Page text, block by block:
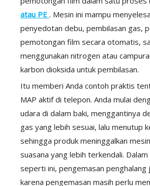
atau PE . Mesin ini mampu
penyedotan debu, pembilasan gas,
pemotongan film secara otomatis,
menggunakan nitrogen atau
karbon dioksida untuk pembilasan.
Itu memberi Anda contoh praktis
MAP aktif di telepon. Anda mulai
udara di dalam baki, menggantinya
gas yang lebih sesuai, lalu menutup
sehingga produk meninggalkan
suasana yang lebih terkendali.
seperti ini, pengemasan penghalang
karena pengemasan masih perlu